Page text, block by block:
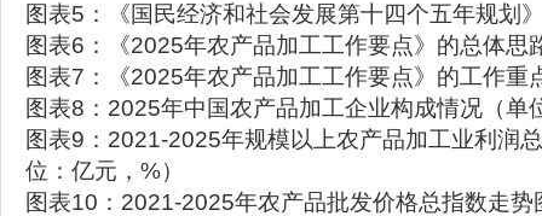
图表5：《国民经济和社会发展第十四个五年规划
图表6：《2025年农产品加工工作要点》的总体思
图表7：《2025年农产品加工工作要点》的工作重
图表8：2025年中国农产品加工企业构成情况（单
图表9：2021-2025年规模以上农产品加工业利润
位：亿元，%）
图表10：2021-2025年农产品批发价格总指数走势